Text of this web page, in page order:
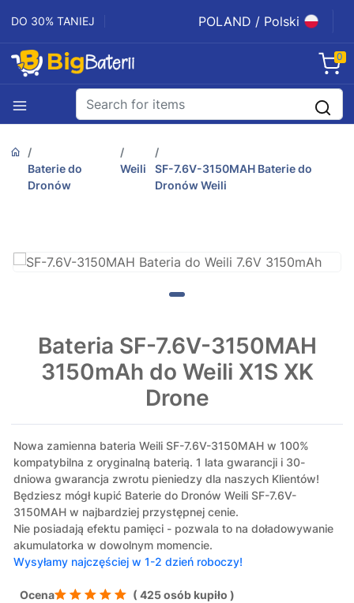
DO 30% TANIEJ POLAND / Polski
0
Baterie do
Dronów
Weili
SF-7.6V-3150MAH Baterie do
Dronów Weili
Bateria SF-7.6V-3150MAH
3150mAh do Weili X1S XK
Drone
Nowa zamienna bateria Weili SF-7.6V-3150MAH w 100%
kompatybilna z oryginalną baterią. 1 lata gwarancji i 30-
dniowa gwarancja zwrotu pieniedzy dla naszych Klientów!
Będziesz mógł kupić Baterie do Dronów Weili SF-7.6V-
3150MAH w najbardziej przystępnej cenie.
Nie posiadają efektu pamięci - pozwala to na doładowywanie
akumulatorka w dowolnym momencie.
Wysyłamy najczęściej w 1-2 dzień roboczy!
Ocena ( 425 osób kupiło )